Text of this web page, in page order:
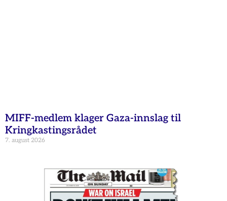
MIFF-medlem klager Gaza-innslag til
Kringkastingsrådet
7. august 2026